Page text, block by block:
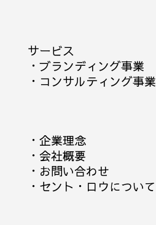
サービス
・ ブランディング事業
・ コンサルティング事業
・ 企業理念
・ 会社概要
・ お問い合わせ
・ セント・ロウについて